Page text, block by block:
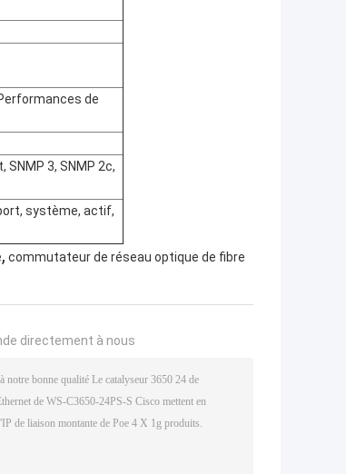
de
SNMP 3, SNMP 2c,
système, actif,
, commutateur de réseau optique de fibre
directement à nous